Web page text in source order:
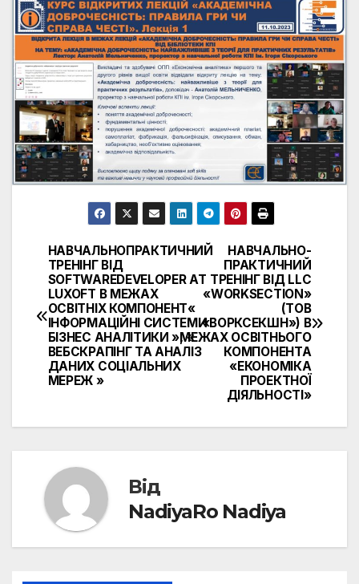
Навігація
записів
НАВЧАЛЬНО-
ПРАКТИЧНИЙ
ТРЕНІНГ ВІД LLC
«WORKSECTION»
(ТОВ
«ВОРКСЕКШН») В
МЕЖАХ ОСВІТНЬОГО
КОМПОНЕНТА
«ЕКОНОМІКА
ПРОЕКТНОЇ
ДІЯЛЬНОСТІ»
НАВЧАЛЬНОПРАКТИЧНИЙ
ТРЕНІНГ ВІД
SOFTWAREDEVELOPER AT
LUXOFT В МЕЖАХ
ОСВІТНІХ КОМПОНЕНТ«
ІНФОРМАЦІЙНІ СИСТЕМИ
БІЗНЕС АНАЛІТИКИ », «
ВЕБСКРАПІНГ ТА АНАЛІЗ
ДАНИХ СОЦІАЛЬНИХ
МЕРЕЖ »
Від
NadiyaRo Nadiya